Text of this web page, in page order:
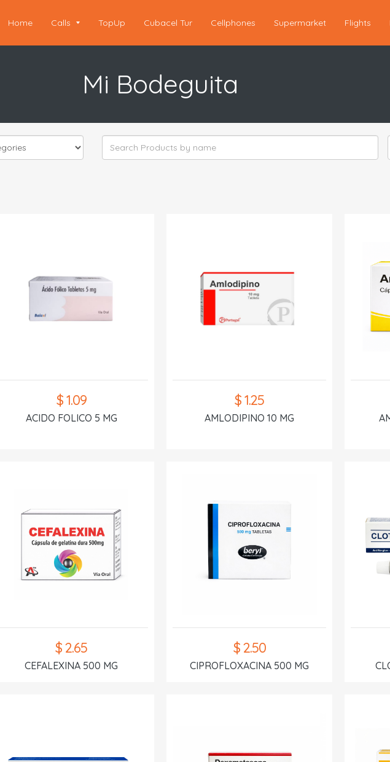
Home Calls TopUp Cubacel Tur Cellphones Supermarket Flights
Mi Bodeguita
$ 1.09
ACIDO FOLICO 5 MG
$ 1.25
AMLODIPINO 10 MG
$ 2.65
CEFALEXINA 500 MG
$ 2.50
CIPROFLOXACINA 500 MG